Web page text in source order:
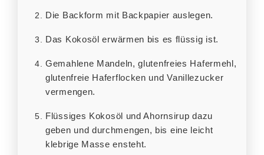
Die Backform mit Backpapier auslegen.
Das Kokosöl erwärmen bis es flüssig ist.
Gemahlene Mandeln, glutenfreies Hafermehl,
glutenfreie Haferflocken und Vanillezucker
vermengen.
Flüssiges Kokosöl und Ahornsirup dazu
geben und durchmengen, bis eine leicht
klebrige Masse ensteht.